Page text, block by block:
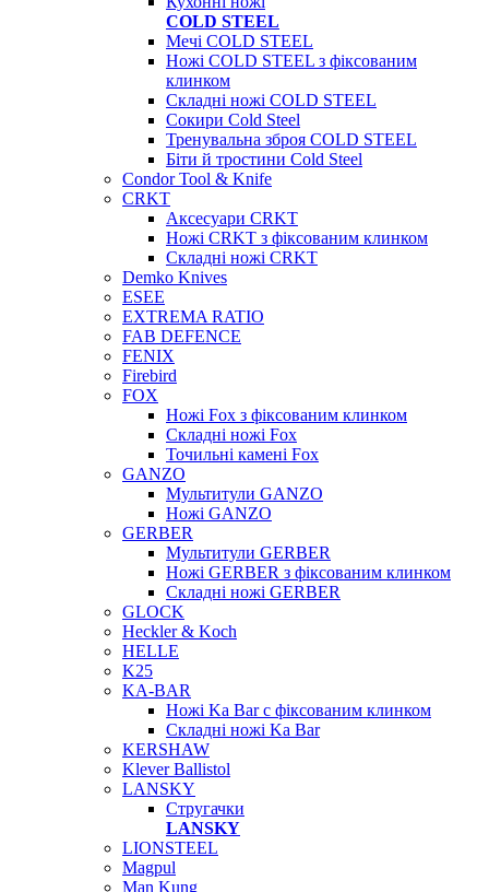
COLD STEEL
Мечі COLD STEEL
Ножі COLD STEEL з фіксованим
клинком
Складні ножі COLD STEEL
Сокири Cold Steel
Тренувальна зброя COLD STEEL
Біти й тростини Cold Steel
Condor Tool & Knife
CRKT
Аксесуари CRKT
Ножі CRKT з фіксованим клинком
Складні ножі CRKT
Demko Knives
ESEE
EXTREMA RATIO
FAB DEFENCE
FENIX
Firebird
FOX
Ножі Fox з фіксованим клинком
Складні ножі Fox
Точильні камені Fox
GANZO
Мультитули GANZO
Ножі GANZO
GERBER
Мультитули GERBER
Ножі GERBER з фіксованим клинком
Складні ножі GERBER
GLOCK
Heckler & Koch
HELLE
K25
KA-BAR
Ножі Ka Bar c фіксованим клинком
Складні ножі Ka Bar
KERSHAW
Klever Ballistol
LANSKY
Стругачки
LANSKY
LIONSTEEL
Magpul
Man Kung